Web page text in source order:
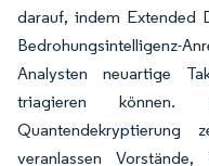
darauf, indem Extended
Bedrohungsintelligenz-
Analysten neuartige
triagieren können.
veranlassen